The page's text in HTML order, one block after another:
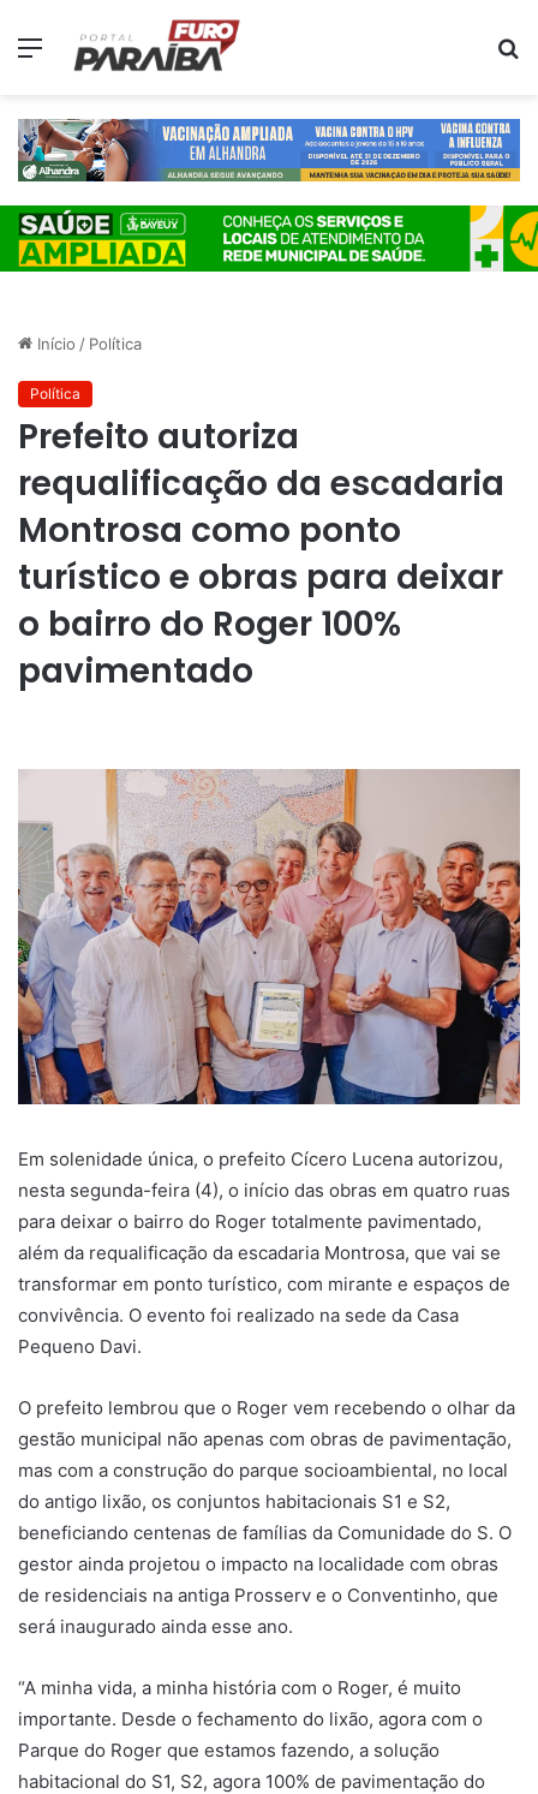
Menu
Início / Política
Política
Prefeito autoriza
requalificação da escadaria
Montrosa como ponto
turístico e obras para deixar
o bairro do Roger 100%
pavimentado
Em solenidade única, o prefeito Cícero Lucena autorizou,
nesta segunda-feira (4), o início das obras em quatro ruas
para deixar o bairro do Roger totalmente pavimentado,
além da requalificação da escadaria Montrosa, que vai se
transformar em ponto turístico, com mirante e espaços de
convivência. O evento foi realizado na sede da Casa
Pequeno Davi.
O prefeito lembrou que o Roger vem recebendo o olhar da
gestão municipal não apenas com obras de pavimentação,
mas com a construção do parque socioambiental, no local
do antigo lixão, os conjuntos habitacionais S1 e S2,
beneficiando centenas de famílias da Comunidade do S. O
gestor ainda projetou o impacto na localidade com obras
de residenciais na antiga Prosserv e o Conventinho, que
será inaugurado ainda esse ano.
“A minha vida, a minha história com o Roger, é muito
importante. Desde o fechamento do lixão, agora com o
Parque do Roger que estamos fazendo, a solução
habitacional do S1, S2, agora 100% de pavimentação do